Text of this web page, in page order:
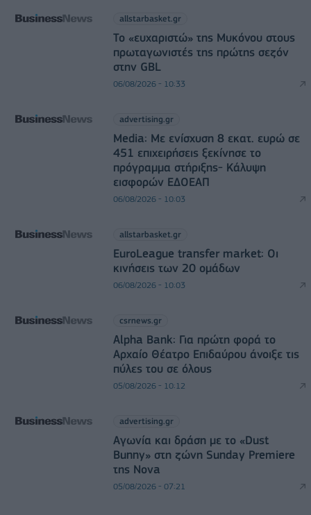
allstarbasket.gr
Το «ευχαριστώ» της Μυκόνου στους
πρωταγωνιστές της πρώτης σεζόν
στην GBL
06/08/2026 - 10:33
advertising.gr
Media: Με ενίσχυση 8 εκατ. ευρώ σε
451 επιχειρήσεις ξεκίνησε το
πρόγραμμα στήριξης- Κάλυψη
εισφορών ΕΔΟΕΑΠ
06/08/2026 - 10:03
allstarbasket.gr
EuroLeague transfer market: Οι
κινήσεις των 20 ομάδων
06/08/2026 - 10:03
csrnews.gr
Alpha Bank: Για πρώτη φορά το
Αρχαίο Θέατρο Επιδαύρου άνοιξε τις
πύλες του σε όλους
05/08/2026 - 10:12
advertising.gr
Αγωνία και δράση με το «Dust
Bunny» στη ζώνη Sunday Premiere
της Nova
05/08/2026 - 07:21